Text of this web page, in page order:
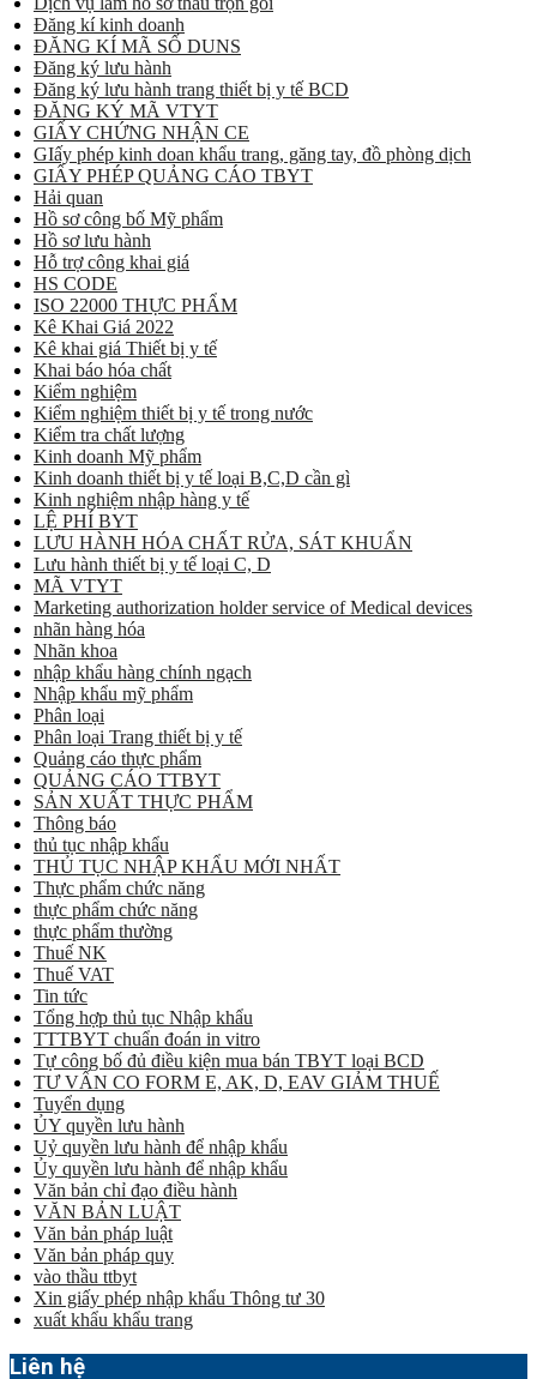
Đăng kí kinh doanh
ĐĂNG KÍ MÃ SỐ DUNS
Đăng ký lưu hành
Đăng ký lưu hành trang thiết bị y tế BCD
ĐĂNG KÝ MÃ VTYT
GIẤY CHỨNG NHẬN CE
GIấy phép kinh doan khẩu trang, găng tay, đồ phòng dịch
GIẤY PHÉP QUẢNG CÁO TBYT
Hải quan
Hồ sơ công bố Mỹ phẩm
Hồ sơ lưu hành
Hỗ trợ công khai giá
HS CODE
ISO 22000 THỰC PHẨM
Kê Khai Giá 2022
Kê khai giá Thiết bị y tế
Khai báo hóa chất
Kiểm nghiệm
Kiểm nghiệm thiết bị y tế trong nước
Kiểm tra chất lượng
Kinh doanh Mỹ phẩm
Kinh doanh thiết bị y tế loại B,C,D cần gì
Kinh nghiệm nhập hàng y tế
LỆ PHÍ BYT
LƯU HÀNH HÓA CHẤT RỬA, SÁT KHUẨN
Lưu hành thiết bị y tế loại C, D
MÃ VTYT
Marketing authorization holder service of Medical devices
nhãn hàng hóa
Nhãn khoa
nhập khẩu hàng chính ngạch
Nhập khẩu mỹ phẩm
Phân loại
Phân loại Trang thiết bị y tế
Quảng cáo thực phẩm
QUẢNG CÁO TTBYT
SẢN XUẤT THỰC PHẨM
Thông báo
thủ tục nhập khẩu
THỦ TỤC NHẬP KHẨU MỚI NHẤT
Thực phẩm chức năng
thực phẩm chức năng
thực phẩm thường
Thuế NK
Thuế VAT
Tin tức
Tổng hợp thủ tục Nhập khẩu
TTTBYT chuẩn đoán in vitro
Tự công bố đủ điều kiện mua bán TBYT loại BCD
TƯ VẤN CO FORM E, AK, D, EAV GIẢM THUẾ
Tuyển dụng
ỦY quyền lưu hành
Uỷ quyền lưu hành để nhập khẩu
Ủy quyền lưu hành để nhập khẩu
Văn bản chỉ đạo điều hành
VĂN BẢN LUẬT
Văn bản pháp luật
Văn bản pháp quy
vào thầu ttbyt
Xin giấy phép nhập khẩu Thông tư 30
xuất khẩu khẩu trang
Liên hệ